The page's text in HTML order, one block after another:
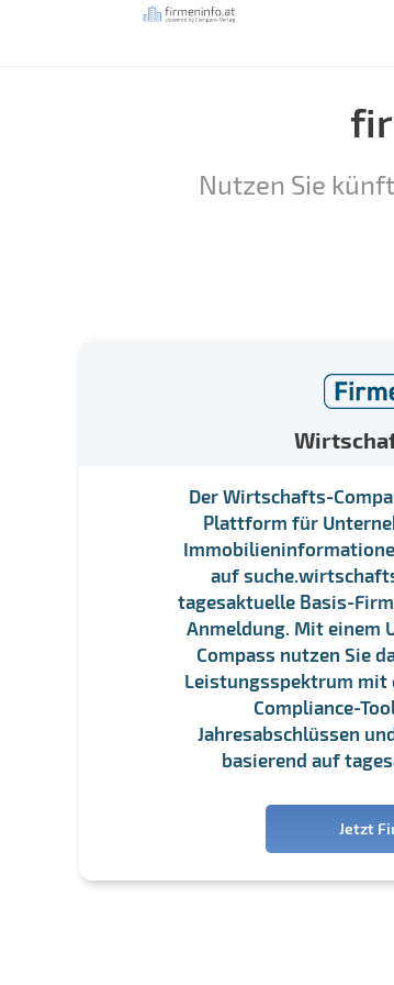
Nutzen Sie
Der Wirtschafts-
Plattform für
auf
tagesaktuelle Basis-
Anmeldung. Mit einem
Compass nutzen Sie
Leistungsspektrum
Compliance-
Jahresabschlüssen
basierend auf
Jetzt